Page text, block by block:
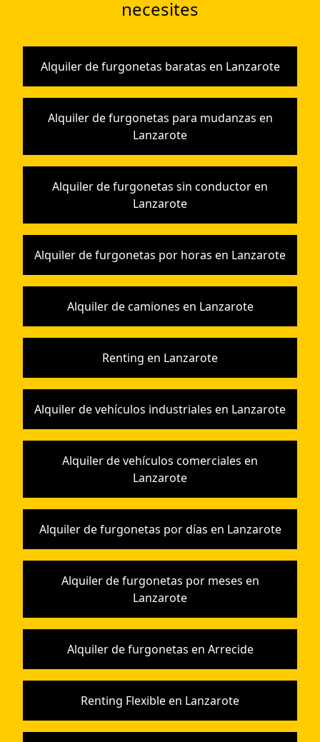
necesites
Alquiler de furgonetas baratas en Lanzarote
Alquiler de furgonetas para mudanzas en
Lanzarote
Alquiler de furgonetas sin conductor en
Lanzarote
Alquiler de furgonetas por horas en Lanzarote
Alquiler de camiones en Lanzarote
Renting en Lanzarote
Alquiler de vehículos industriales en Lanzarote
Alquiler de vehículos comerciales en
Lanzarote
Alquiler de furgonetas por días en Lanzarote
Alquiler de furgonetas por meses en
Lanzarote
Alquiler de furgonetas en Arrecide
Renting Flexible en Lanzarote